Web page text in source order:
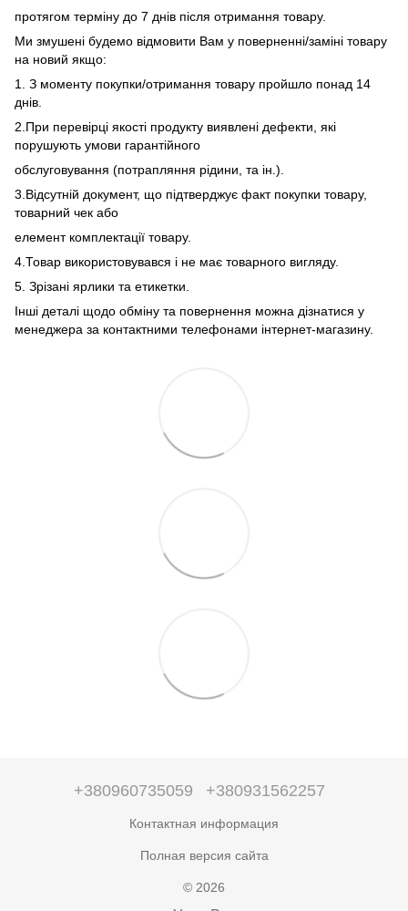
протягом терміну до 7 днів після отримання товару.
Ми змушені будемо відмовити Вам у поверненні/заміні товару
на новий якщо:
1. З моменту покупки/отримання товару пройшло понад 14
днів.
2.При перевірці якості продукту виявлені дефекти, які
порушують умови гарантійного
обслуговування (потрапляння рідини, та ін.).
3.Відсутній документ, що підтверджує факт покупки товару,
товарний чек або
елемент комплектації товару.
4.Товар використовувався і не має товарного вигляду.
5. Зрізані ярлики та етикетки.
Інші деталі щодо обміну та повернення можна дізнатися у
менеджера за контактними телефонами інтернет-магазину.
+380960735059 +380931562257
Контактная информация
Полная версия сайта
© 2026